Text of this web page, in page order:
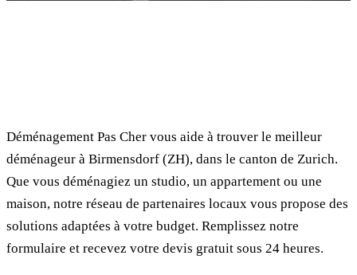
Déménagement Pas Cher vous aide à trouver le meilleur
déménageur à Birmensdorf (ZH), dans le canton de Zurich.
Que vous déménagiez un studio, un appartement ou une
maison, notre réseau de partenaires locaux vous propose des
solutions adaptées à votre budget. Remplissez notre
formulaire et recevez votre devis gratuit sous 24 heures.